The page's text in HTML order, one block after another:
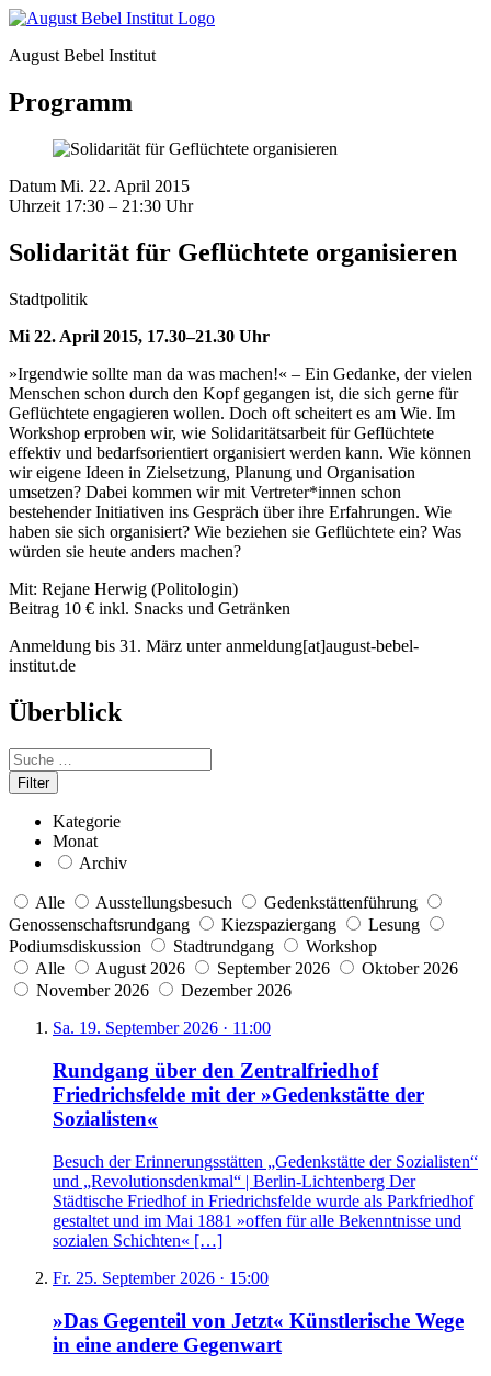
August Bebel Institut
Programm
Datum Mi. 22. April 2015
Uhrzeit 17:30 – 21:30 Uhr
Solidarität für Geflüchtete organisieren
Stadtpolitik
Mi 22. April 2015, 17.30–21.30 Uhr
»Irgendwie sollte man da was machen!« – Ein Gedanke, der vielen
Menschen schon durch den Kopf gegangen ist, die sich gerne für
Geflüchtete engagieren wollen. Doch oft scheitert es am Wie. Im
Workshop erproben wir, wie Solidaritätsarbeit für Geflüchtete
effektiv und bedarfsorientiert organisiert werden kann. Wie können
wir eigene Ideen in Zielsetzung, Planung und Organisation
umsetzen? Dabei kommen wir mit Vertreter*innen schon
bestehender Initiativen ins Gespräch über ihre Erfahrungen. Wie
haben sie sich organisiert? Wie beziehen sie Geflüchtete ein? Was
würden sie heute anders machen?
Mit: Rejane Herwig (Politologin)
Beitrag 10 € inkl. Snacks und Getränken
Anmeldung bis 31. März unter anmeldung[at]august-bebel-
institut.de
Überblick
Kategorie
Monat
Archiv
Alle Ausstellungsbesuch
Gedenkstättenführung
Genossenschaftsrundgang
Kiezspaziergang
Lesung
Podiumsdiskussion
Stadtrundgang
Workshop
Alle
August 2026 September 2026
Oktober 2026
November 2026
Dezember 2026
Sa. 19. September 2026 · 11:00
Rundgang über den Zentralfriedhof
Friedrichsfelde mit der »Gedenkstätte der
Sozialisten«
Besuch der Erinnerungsstätten „Gedenkstätte der Sozialisten“
und „Revolutionsdenkmal“ | Berlin-Lichtenberg Der
Städtische Friedhof in Friedrichsfelde wurde als Parkfriedhof
gestaltet und im Mai 1881 »offen für alle Bekenntnisse und
sozialen Schichten« […]
Fr. 25. September 2026 · 15:00
»Das Gegenteil von Jetzt« Künstlerische Wege
in eine andere Gegenwart